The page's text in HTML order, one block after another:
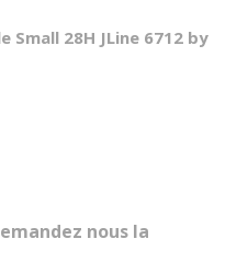
Small 28H JLine 6712 by
nous la